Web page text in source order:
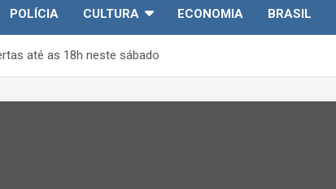
POLÍCIA CULTURA ECONOMIA BRASIL
até as 18h neste sábado